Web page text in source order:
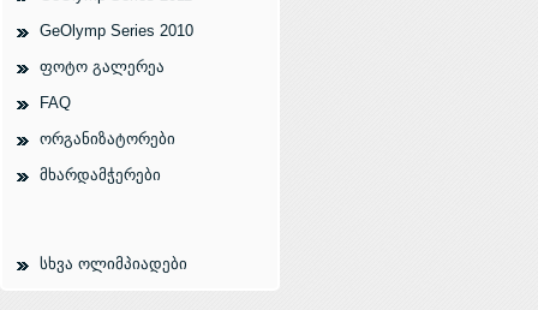
GeOlymp Series 2010
ფოტო გალერეა
FAQ
ორგანიზატორები
მხარდამჭერები
სხვა ოლიმპიადები